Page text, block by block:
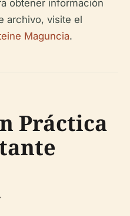
obtener información
archivo, visite el
Maguncia.
Práctica